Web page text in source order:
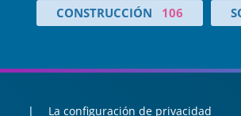
CONSTRUCCIÓN 106
La configuración de privacidad